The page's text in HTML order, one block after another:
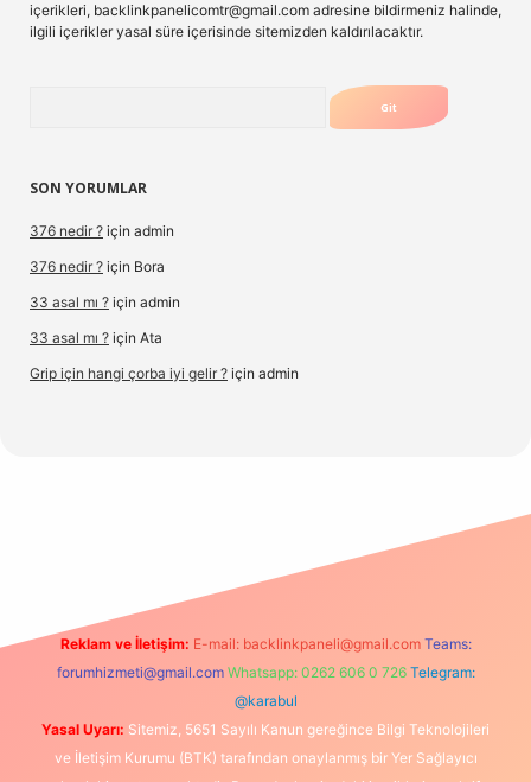
içerikleri, backlinkpanelicomtr@gmail.com adresine bildirmeniz halinde,
ilgili içerikler yasal süre içerisinde sitemizden kaldırılacaktır.
SON YORUMLAR
376 nedir ? için admin
376 nedir ? için Bora
33 asal mı ? için admin
33 asal mı ? için Ata
Grip için hangi çorba iyi gelir ? için admin
Reklam ve İletişim: E-mail: backlinkpaneli@gmail.com Teams:
forumhizmeti@gmail.com Whatsapp: 0262 606 0 726 Telegram:
@karabul
Yasal Uyarı: Sitemiz, 5651 Sayılı Kanun gereğince Bilgi Teknolojileri
ve İletişim Kurumu (BTK) tarafından onaylanmış bir Yer Sağlayıcı